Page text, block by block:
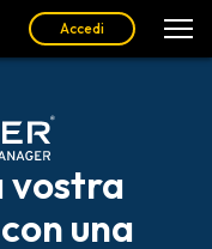
Accedi
vostra
una